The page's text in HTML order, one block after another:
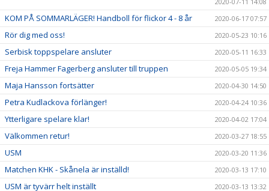
KOM PÅ SOMMARLÄGER! Handboll för flickor 4 - 8 år 2020-06-17 07:57
Rör dig med oss! 2020-05-23 10:16
Serbisk toppspelare ansluter 2020-05-11 16:33
Freja Hammer Fagerberg ansluter till truppen 2020-05-05 19:34
Maja Hansson fortsätter 2020-04-30 14:50
Petra Kudlackova förlänger! 2020-04-24 10:36
Ytterligare spelare klar! 2020-04-02 17:04
Välkommen retur! 2020-03-27 18:55
USM 2020-03-20 11:36
Matchen KHK - Skånela är inställd! 2020-03-13 17:10
USM är tyvärr helt inställt 2020-03-13 13:32